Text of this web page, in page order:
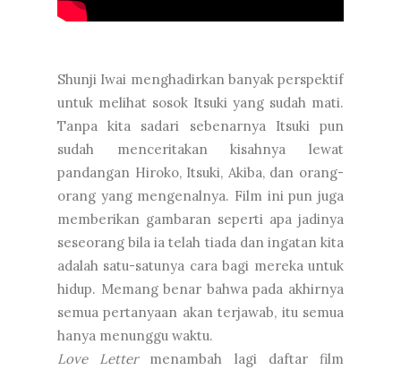
Shunji Iwai menghadirkan banyak perspektif
untuk melihat sosok Itsuki yang sudah mati.
Tanpa kita sadari sebenarnya Itsuki pun
sudah menceritakan kisahnya lewat
pandangan Hiroko, Itsuki, Akiba, dan orang-
orang yang mengenalnya. Film ini pun juga
memberikan gambaran seperti apa jadinya
seseorang bila ia telah tiada dan ingatan kita
adalah satu-satunya cara bagi mereka untuk
hidup. Memang benar bahwa pada akhirnya
semua pertanyaan akan terjawab, itu semua
hanya menunggu waktu.
Love Lettermenambah lagi daftar film